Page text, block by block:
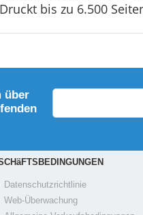
bis zu 6.500
über
Datenschutzrichtlinie
Web-Überwachung